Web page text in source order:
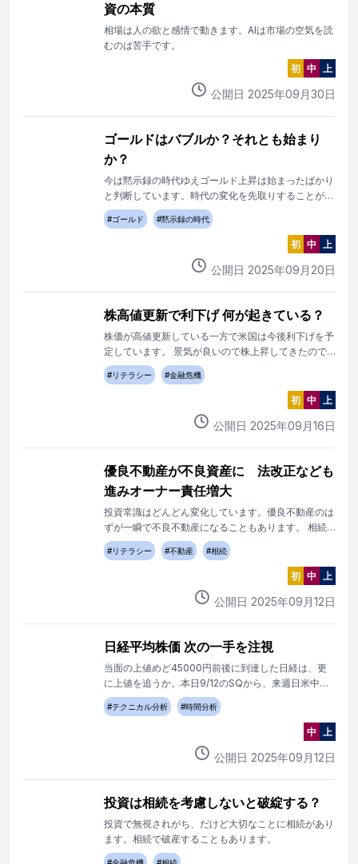
資の本質
相場は人の欲と感情で動きます。AIは市場の空気を読
むのは苦手です。
初 中 上
公開日 2025年09 月30日
ゴールドはバブルか？それとも始まり
か？
今は黙示録の時代ゆえゴールド上昇は始まったばかり
と判断しています。時代の変化を先取りすることが大
事です。
#ゴールド #黙示録の時代
初 中 上
公開日 2025年09 月 20日
株高値更新で利下げ 何が起きている？
株価が高値更新している一方で米国は今後利下げを予
定しています。 景気が良いので株上昇してきたので
はないことは明らかです。
#リテラシー #金融危機
初 中 上
公開日 2025年09 月16日
優良不動産が不良資産に 法改正なども
進みオーナー責任増大
投資常識はどんどん変化しています。優良不動産のは
ずが一瞬で不良不動産になることもあります。 相続
問題の一番の原因も不動産です。
#リテラシー #不動産 #相続
初 中 上
公開日 2025年09 月12日
日経平均株価 次の一手を注視
当面の上値めど45000円前後に到達した日経は、更
に上値を追うか。本日9/12のSQから、来週日米中央
銀行政策決定会合後の次の一手を注視。
#テクニカル分析 #時間分析
中 上
公開日 2025年09 月12日
投資は相続を考慮しないと破綻する？
投資で無視されがち、だけど大切なことに相続があり
ます。相続で破産することもあります。